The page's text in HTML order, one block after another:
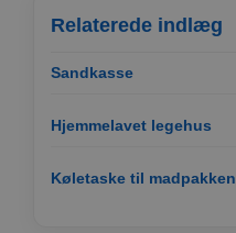
Relaterede indlæg
Sandkasse
Hjemmelavet legehus
Køletaske til madpakken